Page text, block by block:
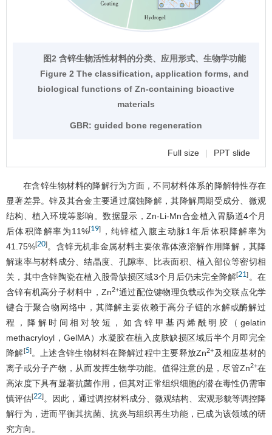
图2 含锌生物活性材料的分类、应用形式、生物学功能
Figure 2 The classification, application forms, and
biological functions of Zn-containing bioactive
materials
GBR: guided bone regeneration
Full size | PPT slide
在含锌生物材料的降解行为方面，不同材料体系的降解特性存在
显著差异。锌及其合金主要通过腐蚀降解，其降解周期受成分、微观
结构、植入环境等影响。数据显示，Zn-Li-Mn合金植入胃肠道4个月
后体积降解率为11%[19]
，纯锌植入腹主动脉1年后体积降解率为
41.75%[20]。含锌无机非金属材料主要依靠体液溶解作用降解，其降
解速率与材料成分、结晶度、孔隙率、比表面积、植入部位等密切相
关，其中含锌陶瓷在植入股骨缺损区域3个月后仍未完全降解[21] 。在
含锌有机高分子材料中，Zn2+通过配位键物理负载或作为交联点化学
键合于聚合物网络中，其降解主要依赖于高分子链的水解或酶解过
程，降解时间相对较短，如含锌甲基丙烯酰明胶（gelatin
methacryloyl，GelMA）水凝胶在植入皮肤缺损区域后半个月即完全
降解[5]。上述含锌生物材料在降解过程中主要释放Zn2+及相应基材的
离子或分子产物，从而发挥生物学功能。值得注意的是，尽管Zn2+在
高浓度下具有显著抗菌作用，但其对正常组织细胞的潜在毒性仍需审
慎评估[22]。因此，通过调控材料成分、微观结构、宏观形貌等调控降
解行为，进而平衡其抗菌、抗炎与组织再生功能，已成为该领域的研
究方向。